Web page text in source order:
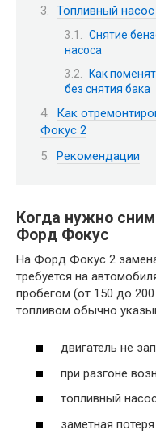
Топливный
Снятие
насоса
Как
без снятия бака
Как
Фокус 2
Рекомендации
Когда нужно
Форд Фокус
На Форд Фокус 2
требуется на
пробегом (от 150 до
топливом обычно
двигатель не
при разгоне
топливный
заметная